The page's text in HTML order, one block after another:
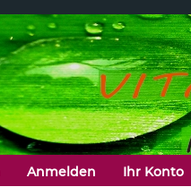
Anmelden Ihr Konto